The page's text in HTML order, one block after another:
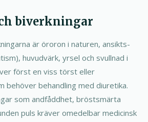
biverkningar
är öroron i naturen, ansikts-
huvudvärk, yrsel och svullnad i
först en viss törst eller
behöver behandling med diuretika.
som andfåddhet, bröstsmärta
puls kräver omedelbar medicinsk